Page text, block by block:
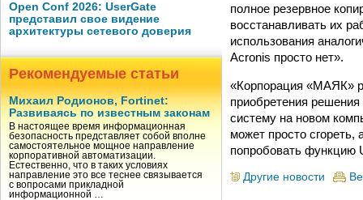
Open Conf 2026: UserGate
представил свое видение
архитектуры сетевого доверия
Рекомендуемые статьи
Михаил Родионов, Fortinet:
Развиваясь по известным законам
В настоящее время информационная
безопасность представляет собой вполне
самостоятельное мощное направление
корпоративной автоматизации.
Естественно, что в таких условиях
направление это все теснее связывается
с вопросами прикладной
информационной …
полное резервное
восстанавливать их
использования
Acronis просто нет».
«Корпорация «МАЯК»
приобретения
систему на новом
может просто
попробовать функцию
Другие новости